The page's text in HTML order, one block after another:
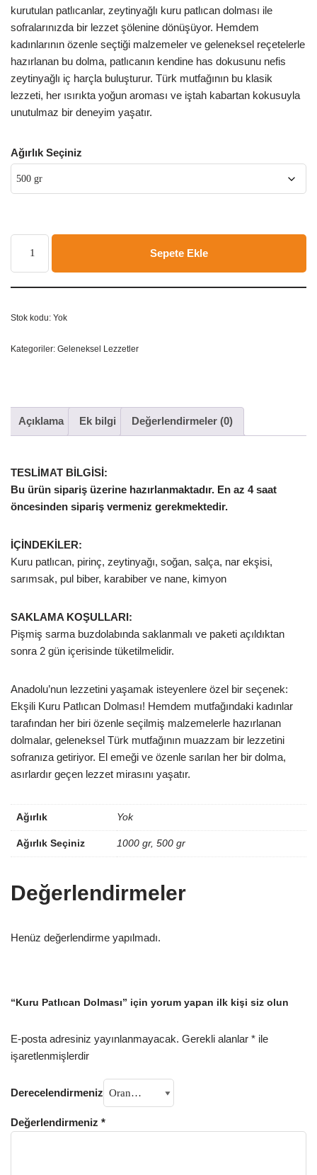
kurutulan patlıcanlar, zeytinyağlı kuru patlıcan dolması ile
sofralarınızda bir lezzet şölenine dönüşüyor. Hemdem
kadınlarının özenle seçtiği malzemeler ve geleneksel reçetelerle
hazırlanan bu dolma, patlıcanın kendine has dokusunu nefis
zeytinyağlı iç harçla buluşturur. Türk mutfağının bu klasik
lezzeti, her ısırıkta yoğun aroması ve iştah kabartan kokusuyla
unutulmaz bir deneyim yaşatır.
Ağırlık Seçiniz
Sepete Ekle
Stok kodu: Yok
Kategoriler: Geleneksel Lezzetler
Açıklama Ek bilgi Değerlendirmeler (0)
TESLİMAT BİLGİSİ:
Bu ürün sipariş üzerine hazırlanmaktadır. En az 4 saat
öncesinden sipariş vermeniz gerekmektedir.
İÇİNDEKİLER:
Kuru patlıcan, pirinç, zeytinyağı, soğan, salça, nar ekşisi,
sarımsak, pul biber, karabiber ve nane, kimyon
SAKLAMA KOŞULLARI:
Pişmiş sarma buzdolabında saklanmalı ve paketi açıldıktan
sonra 2 gün içerisinde tüketilmelidir.
Anadolu’nun lezzetini yaşamak isteyenlere özel bir seçenek:
Ekşili Kuru Patlıcan Dolması! Hemdem mutfağındaki kadınlar
tarafından her biri özenle seçilmiş malzemelerle hazırlanan
dolmalar, geleneksel Türk mutfağının muazzam bir lezzetini
sofranıza getiriyor. El emeği ve özenle sarılan her bir dolma,
asırlardır geçen lezzet mirasını yaşatır.
Ağırlık Yok
Ağırlık Seçiniz 1000 gr, 500 gr
Değerlendirmeler
Henüz değerlendirme yapılmadı.
“Kuru Patlıcan Dolması” için yorum yapan ilk kişi siz olun
E-posta adresiniz yayınlanmayacak. Gerekli alanlar * ile
işaretlenmişlerdir
Derecelendirmeniz
Değerlendirmeniz *